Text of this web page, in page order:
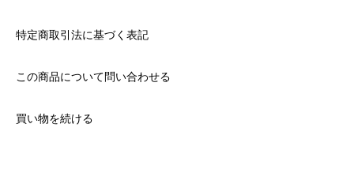
特定商取引法に基づく表記
この商品について問い合わせる
買い物を続ける